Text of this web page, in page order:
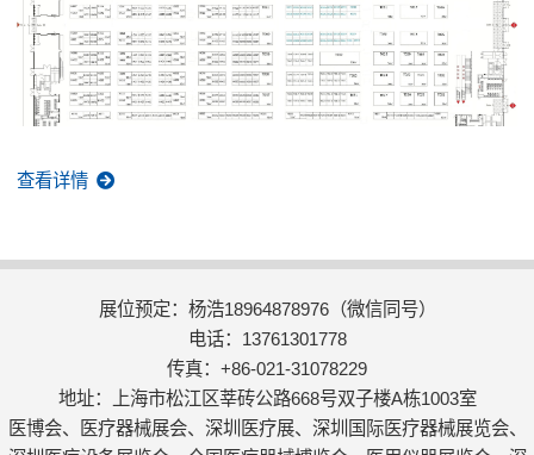
查看详情
展位预定：杨浩18964878976（微信同号）
电话：13761301778
传真：+86-021-31078229
地址：上海市松江区莘砖公路668号双子楼A栋1003室
医博会、医疗器械展会、深圳医疗展、深圳国际医疗器械展览会、